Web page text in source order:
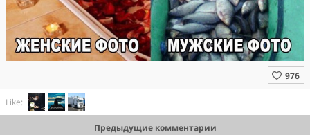
Like:
Предыдущие комментарии